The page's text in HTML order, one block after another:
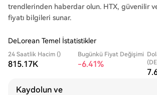
trendlerinden haberdar olun. HTX, güvenilir
fiyatı bilgileri sunar.
DeLorean Temel İstatistikler
24 Saatlik Hacim ()
815.17K
Bugünkü Fiyat Değişimi
-6.41%
Kaydolun ve